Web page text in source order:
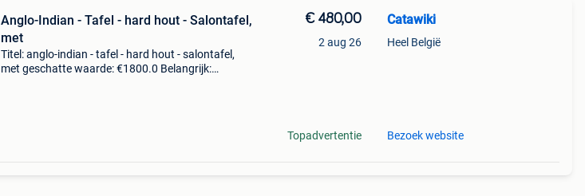
Anglo-Indian - Tafel - hard hout - Salontafel,
met
Titel: anglo-indian - tafel - hard hout - salontafel,
met geschatte waarde: €1800.0 Belangrijk:
€ 480,00
2 aug 26
Topadvertentie
Catawiki
Heel België
Bezoek website